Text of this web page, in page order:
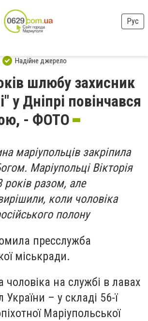
Рус
Надійне джерело
шлюбу захисник
у Дніпрі повінчався
- ФОТО
маріупольців закріпила
Маріупольці Вікторія
років разом, але
коли чоловіка
полону
пресслужба
міськради.
чоловіка на службі в лавах
– у складі 56-ї
Маріупольської